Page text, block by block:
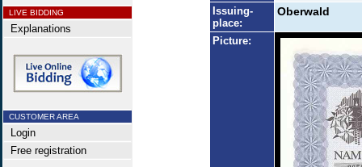
LIVE BIDDING
Explanations
CUSTOMER AREA
Login
Free registration
Issuing-
place:
Oberwald
Picture: